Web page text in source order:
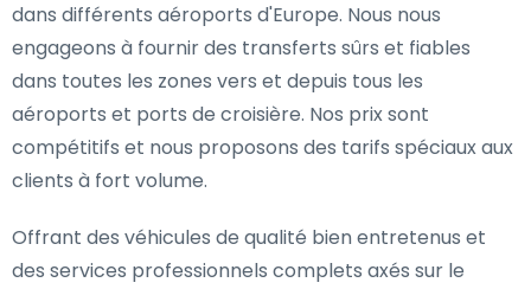
dans différents aéroports d'Europe. Nous nous
engageons à fournir des transferts sûrs et fiables
dans toutes les zones vers et depuis tous les
aéroports et ports de croisière. Nos prix sont
compétitifs et nous proposons des tarifs spéciaux aux
clients à fort volume.
Offrant des véhicules de qualité bien entretenus et
des services professionnels complets axés sur le